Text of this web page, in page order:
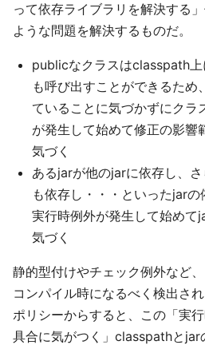
って依存ライブラリを解決する
ような問題を解決するものだ。
publicなクラスはclasspath
も呼び出すことができるた
ていることに気づかずにクラ
が発生して始めて修正の影響
気づく
あるjarが他のjarに依存し、
も依存し・・・といったjarの
実行時例外が発生して始めて
気づく
静的型付けやチェック例外など
コンパイル時になるべく検出さ
ポリシーからすると、この「実
具合に気がつく」classpathとjar